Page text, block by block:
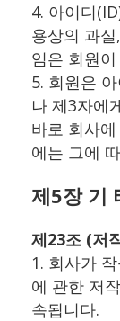
4. 아이디
용상의 과
임은 회원
5. 회원은
나 제3자에
바로 회사
에는 그에
제5장 기
제23조 (저
1. 회사가
에 관한 저
속됩니다.